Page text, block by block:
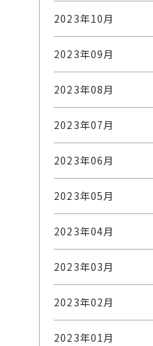
2023年10月
2023年09月
2023年08月
2023年07月
2023年06月
2023年05月
2023年04月
2023年03月
2023年02月
2023年01月